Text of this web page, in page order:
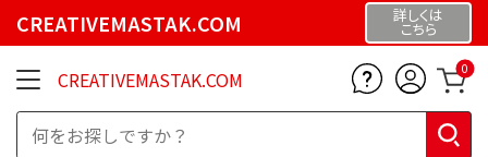
CREATIVEMASTAK.COM 詳しくは
こちら
CREATIVEMASTAK.COM 0